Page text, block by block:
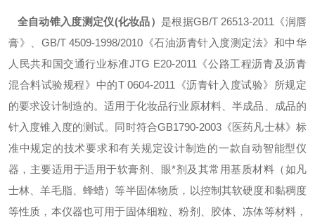
全自动锥入度测定仪(化妆品） 是根据GB/T 26513-2011《润唇
膏》、GB/T 4509-1998/2010《石油沥青针入度测定法》和中华
人民共和国交通行业标准JTG E20-2011《公路工程沥青及沥青
混合料试验规程》中的T 0604-2011《沥青针入度试验》所规定
的要求设计制造的。适用于化妆品行业原材料、半成品、成品的
针入度锥入度的测试。同时符合GB1790-2003《医药凡士林》标
准中规定的技术要求和有关规定设计制造的一款自动智能型仪
器，主要适用于适用于软膏剂、眼*剂及其常用基质材料（如凡
士林、羊毛脂、蜂蜡）等半固体物质，以控制其软硬度和黏稠度
等性质，本仪器也可用于固体细粒、粉剂、胶体、冻体等材料，